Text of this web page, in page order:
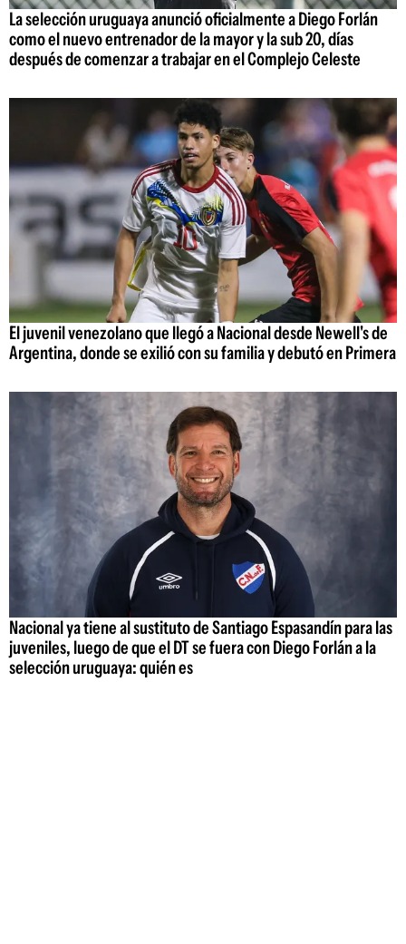
La selección uruguaya anunció oficialmente a Diego Forlán
como el nuevo entrenador de la mayor y la sub 20, días
después de comenzar a trabajar en el Complejo Celeste
El juvenil venezolano que llegó a Nacional desde Newell's de
Argentina, donde se exilió con su familia y debutó en Primera
Nacional ya tiene al sustituto de Santiago Espasandín para las
juveniles, luego de que el DT se fuera con Diego Forlán a la
selección uruguaya: quién es